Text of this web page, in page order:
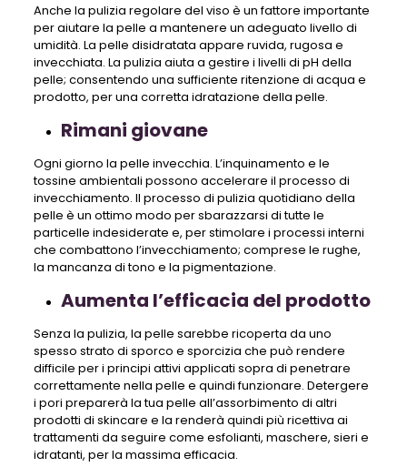
Anche la pulizia regolare del viso è un fattore importante
per aiutare la pelle a mantenere un adeguato livello di
umidità. La pelle disidratata appare ruvida, rugosa e
invecchiata. La pulizia aiuta a gestire i livelli di pH della
pelle; consentendo una sufficiente ritenzione di acqua e
prodotto, per una corretta idratazione della pelle.
Rimani giovane
Ogni giorno la pelle invecchia. L’inquinamento e le
tossine ambientali possono accelerare il processo di
invecchiamento. Il processo di pulizia quotidiano della
pelle è un ottimo modo per sbarazzarsi di tutte le
particelle indesiderate e, per stimolare i processi interni
che combattono l’invecchiamento; comprese le rughe,
la mancanza di tono e la pigmentazione.
Aumenta l’efficacia del prodotto
Senza la pulizia, la pelle sarebbe ricoperta da uno
spesso strato di sporco e sporcizia che può rendere
difficile per i principi attivi applicati sopra di penetrare
correttamente nella pelle e quindi funzionare. Detergere
i pori preparerà la tua pelle all’assorbimento di altri
prodotti di skincare e la renderà quindi più ricettiva ai
trattamenti da seguire come esfolianti, maschere, sieri e
idratanti, per la massima efficacia.